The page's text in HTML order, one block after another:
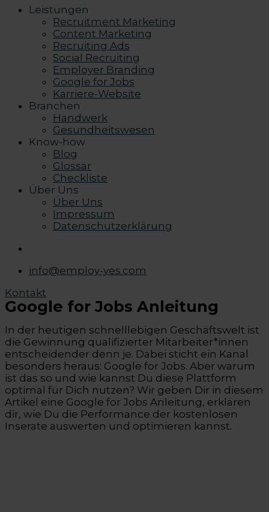
Leistungen
Recruitment Marketing
Content Marketing
Recruiting Ads
Social Recruiting
Employer Branding
Google for Jobs
Karriere-Website
Branchen
Handwerk
Gesundheitswesen
Know-how
Blog
Glossar
Checkliste
Über Uns
Über Uns
Impressum
Datenschutzerklärung
info@employ-yes.com
Kontakt
Google for Jobs Anleitung
In der heutigen schnelllebigen Geschäftswelt ist
die Gewinnung qualifizierter Mitarbeiter*innen
entscheidender denn je. Dabei sticht ein Kanal
besonders heraus: Google for Jobs. Aber warum
ist das so und wie kannst Du diese Plattform
optimal für Dich nutzen? Wir geben Dir in diesem
Artikel eine Google for Jobs Anleitung, erklären
dir, wie Du die Performance der kostenlosen
Inserate auswerten und optimieren kannst.